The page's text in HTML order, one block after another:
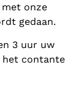
onze
gedaan.
3 uur uw
het contante